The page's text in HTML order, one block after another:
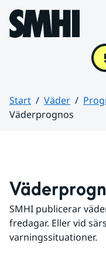
Hoppa till sidans innehåll
Start Väder
Väderprognos
SMHI publicerar
fredagar. Eller vid
varningssituationer.